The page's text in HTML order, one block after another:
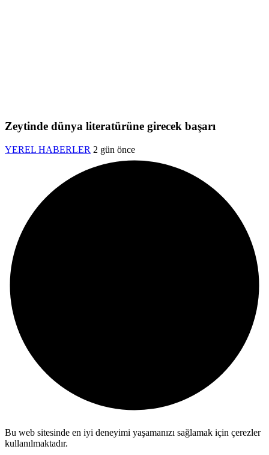
Zeytinde dünya literatürüne girecek başarı
YEREL HABERLER 2 gün önce
Bu web sitesinde en iyi deneyimi yaşamanızı sağlamak için çerezler
kullanılmaktadır.